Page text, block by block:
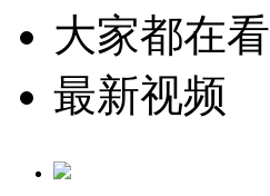
大家都在看
最新视频